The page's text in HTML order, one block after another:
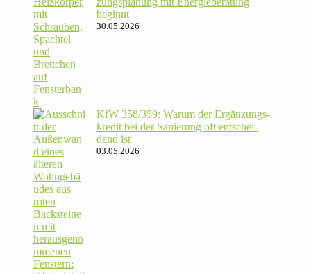
beginnt
30.05.2026
KfW 358/​359: Warum der Ergän­zungs­
kredit bei der Sanie­rung oft ent­schei­
dend ist
03.05.2026